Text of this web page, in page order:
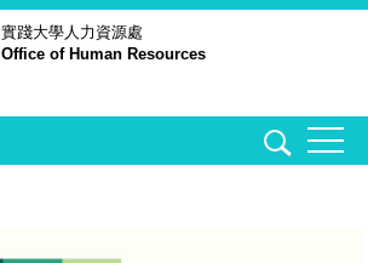
實踐大學人力資源處
Office of Human Resources